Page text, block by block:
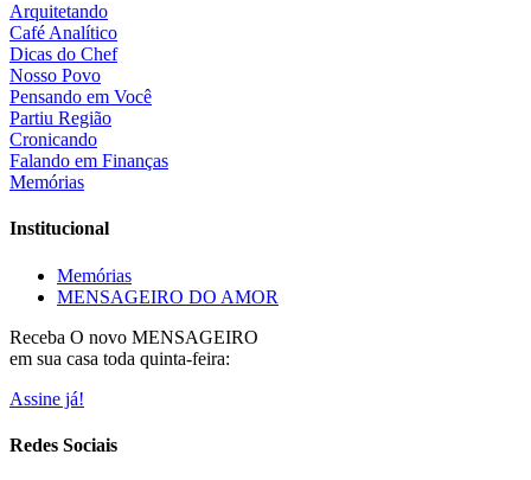
Arquitetando
Café Analítico
Dicas do Chef
Nosso Povo
Pensando em Você
Partiu Região
Cronicando
Falando em Finanças
Memórias
Institucional
Memórias
MENSAGEIRO DO AMOR
Receba O novo MENSAGEIRO
em sua casa toda quinta-feira:
Assine já!
Redes Sociais